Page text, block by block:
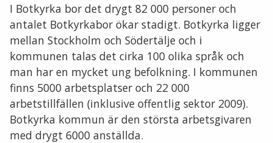
I Botkyrka bor det drygt 82 000 personer och
antalet Botkyrkabor ökar stadigt. Botkyrka ligger
mellan Stockholm och Södertälje och i
kommunen talas det cirka 100 olika språk och
man har en mycket ung befolkning. I kommunen
finns 5000 arbetsplatser och 22 000
arbetstillfällen (inklusive offentlig sektor 2009).
Botkyrka kommun är den största arbetsgivaren
med drygt 6000 anställda.